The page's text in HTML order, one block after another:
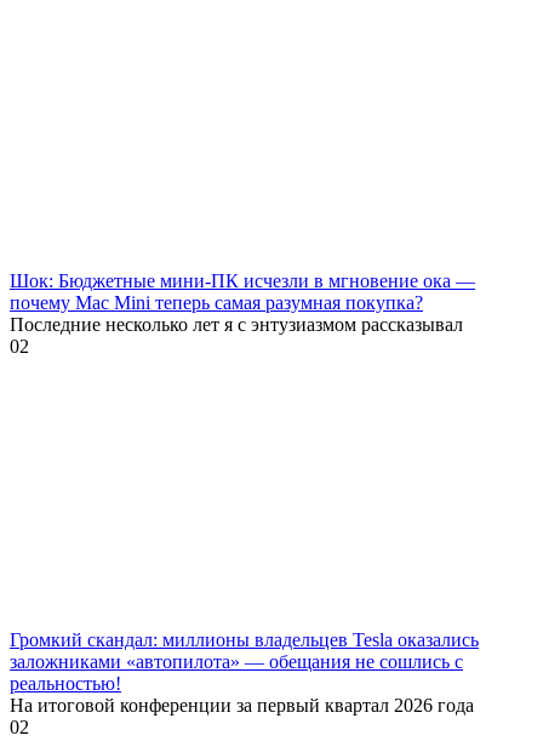
Шок: Бюджетные мини-ПК исчезли в мгновение ока —
почему Mac Mini теперь самая разумная покупка?
Последние несколько лет я с энтузиазмом рассказывал
02
Громкий скандал: миллионы владельцев Tesla оказались
заложниками «автопилота» — обещания не сошлись с
реальностью!
На итоговой конференции за первый квартал 2026 года
02